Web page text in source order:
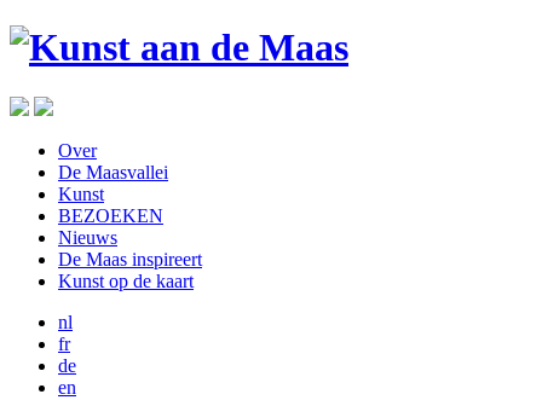
Over
De Maasvallei
Kunst
BEZOEKEN
Nieuws
De Maas inspireert
Kunst op de kaart
nl
fr
de
en